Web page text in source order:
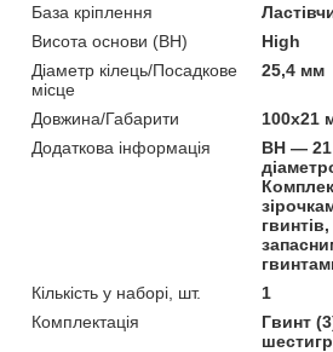
База кріплення
Висота основи (BH)
High
Діаметр кілець/Посадкове
місце
25,4 мм
Довжина/Габарити
100х21
Додаткова інформація
BH —
Кількість у наборі, шт.
1
Комплектація
Гвинт